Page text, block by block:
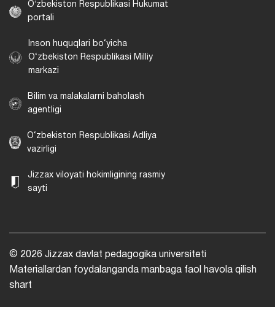
Oʻzbekiston Respublikasi Hukumat
portali
Inson huquqlari bo‘yicha
O‘zbekiston Respublikasi Milliy
markazi
Bilim va malakalarni baholash
agentligi
O‘zbekiston Respublikasi Adliya
vazirligi
Jizzax viloyati hokimligining rasmiy
sayti
© 2026 Jizzax davlat pedagogika universiteti
Materiallardan foydalanganda manbaga faol havola qilish
shart